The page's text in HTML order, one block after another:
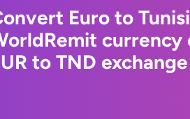
Euro to
to TND